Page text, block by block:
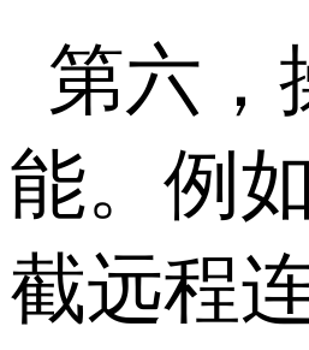
第六，
能。例如
截远程